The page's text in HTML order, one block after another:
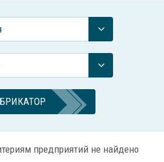
предприятий не найдено